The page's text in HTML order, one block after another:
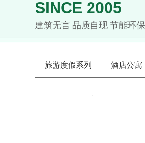
SINCE 2005
建筑无言 品质自现 节能环保
旅游度假系列 酒店公寓